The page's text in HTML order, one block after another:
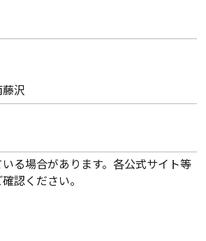
沢
る場合があります。各公式サイト等
認ください。